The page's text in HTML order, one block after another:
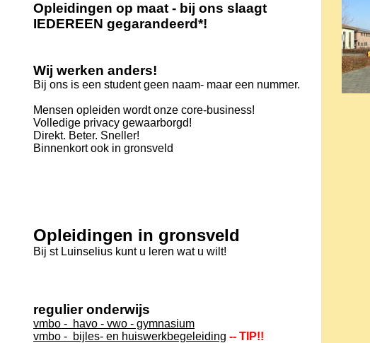
Opleidingen op maat - bij ons slaagt
IEDEREEN gegarandeerd*!
Wij werken anders!
Bij ons is een student geen naam- maar een nummer.
Mensen opleiden wordt onze core-business!
Volledige privacy gewaarborgd!
Direkt. Beter. Sneller!
Binnenkort ook in gronsveld
Opleidingen in gronsveld
Bij st Luinselius kunt u leren wat u wilt!
regulier onderwijs
vmbo - havo - vwo - gymnasium
vmbo - bijles- en huiswerkbegeleiding -- TIP!!